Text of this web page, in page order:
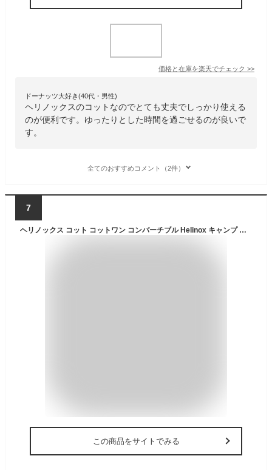
価格と在庫を楽天でチェック >>
ドーナッツ大好き(40代・男性)
ヘリノックスのコットなのでとても丈夫でしっかり使える
のが便利です。ゆったりとした時間を過ごせるのが良いで
す。
全てのおすすめコメント（2件）
7
ヘリノックス コット コットワン コンバーチブル Helinox キャンプ ベッド アウトドア キャンプマット ローコット 軽量 コンパクト
この商品をサイトでみる